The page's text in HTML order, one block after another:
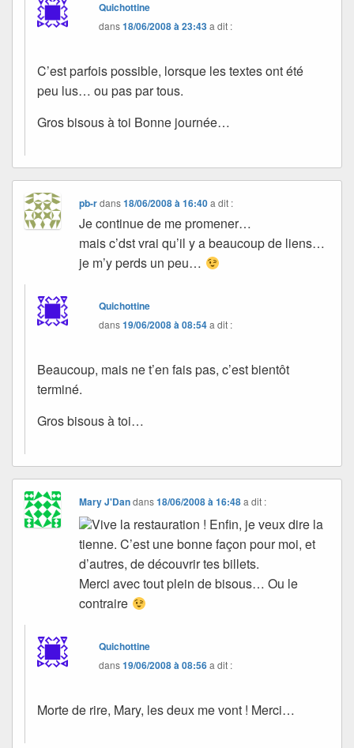
Quichottine
dans18/06/2008 à 23:43a dit :
C’est parfois possible, lorsque les textes ont été
peu lus… ou pas par tous.
Gros bisous à toi Bonne journée…
pb-rdans18/06/2008 à 16:40 a dit :
Je continue de me promener…
mais c’dst vrai qu’il y a beaucoup de liens…
je m’y perds un peu…
Quichottine
dans19/06/2008 à 08:54a dit :
Beaucoup, mais ne t’en fais pas, c’est bientôt
terminé.
Gros bisous à toi…
Mary J'Dandans18/06/2008 à 16:48 a dit :
Vive la restauration ! Enfin, je veux dire la
tienne. C’est une bonne façon pour moi, et
d’autres, de découvrir tes billets.
Merci avec tout plein de bisous… Ou le
contraire
Quichottine
dans19/06/2008 à 08:56a dit :
Morte de rire, Mary, les deux me vont ! Merci…